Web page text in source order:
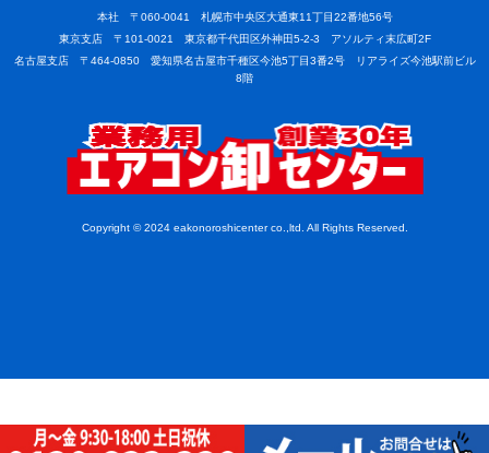
本社 〒060-0041 札幌市中央区大通東11丁目22番地56号
東京支店 〒101-0021 東京都千代田区外神田5-2-3 アソルティ末広町2F
名古屋支店 〒464-0850 愛知県名古屋市千種区今池5丁目3番2号 リアライズ今池駅前ビル
8階
Copyright © 2024 eakonoroshicenter co.,ltd. All Rights Reserved.